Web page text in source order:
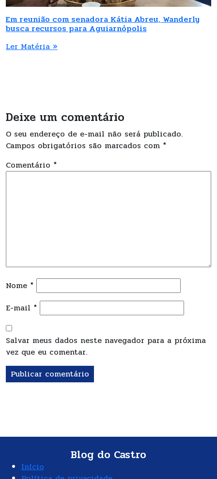
Em reunião com senadora Kátia Abreu, Wanderly
busca recursos para Aguiarnópolis
Ler Matéria »
Deixe um comentário
O seu endereço de e-mail não será publicado.
Campos obrigatórios são marcados com *
Comentário *
Nome *
E-mail *
Salvar meus dados neste navegador para a próxima
vez que eu comentar.
Blog do Castro
Início